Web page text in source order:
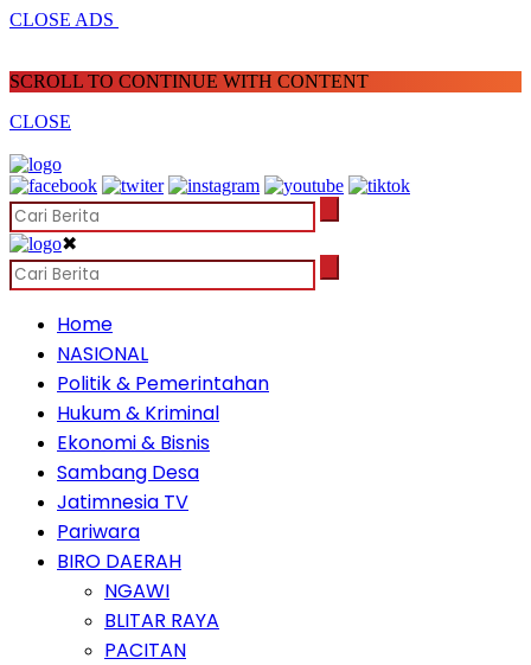
CLOSE ADS
SCROLL TO CONTINUE WITH CONTENT
CLOSE
✖
Home
NASIONAL
Politik & Pemerintahan
Hukum & Kriminal
Ekonomi & Bisnis
Sambang Desa
Jatimnesia TV
Pariwara
BIRO DAERAH
NGAWI
BLITAR RAYA
PACITAN